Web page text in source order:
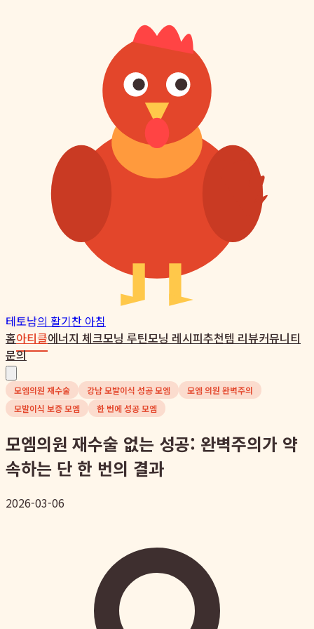
테토남의 활기찬 아침
홈아티클에너지 체크모닝 루틴모닝 레시피추천템 리뷰커뮤니티
문의
모엠의원 재수술 강남 모발이식 성공 모엠
모엠 의원 완벽주의
모발이식 보증 모엠
한 번에 성공 모엠
모엠의원 재수술 없는 성공: 완벽주의가 약
속하는 단 한 번의 결과
2026-03-06